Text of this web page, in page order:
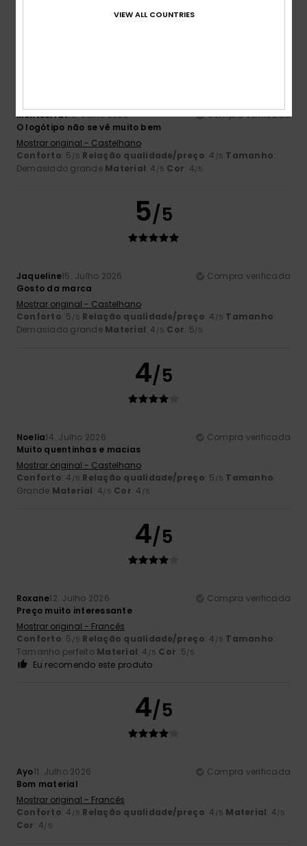
Montserrat15. Julho 2026
Compra verificada
O logótipo não se vê muito bem
Mostrar original - Castelhano
Conforto: 5 /5 Relação qualidade/preço: 4 /5 Tamanho:
Demasiado grande Material: 4 /5 Cor: 4/5
5/5
Jaqueline15. Julho 2026
Compra verificada
Gosto da marca
Mostrar original - Castelhano
Conforto: 5 /5 Relação qualidade/preço: 4 /5 Tamanho:
Demasiado grande Material: 4 /5 Cor: 5/5
4/5
Noelia14. Julho 2026
Compra verificada
Muito quentinhas e macias
Mostrar original - Castelhano
Conforto: 4 /5 Relação qualidade/preço: 5 /5 Tamanho:
Grande Material: 4/5 Cor: 4 /5
4/5
Roxane12. Julho 2026
Compra verificada
Preço muito interessante
Mostrar original - Francês
Conforto: 5 /5 Relação qualidade/preço: 4 /5 Tamanho:
Tamanho perfeito Material: 4 /5 Cor: 5/5
Eu recomendo este produto
4/5
Ayo11. Julho 2026
Compra verificada
Bom material
Mostrar original - Francês
Conforto: 4 /5 Relação qualidade/preço: 4 /5 Material: 4/5
Cor: 4/5
VIEW ALL COUNTRIES